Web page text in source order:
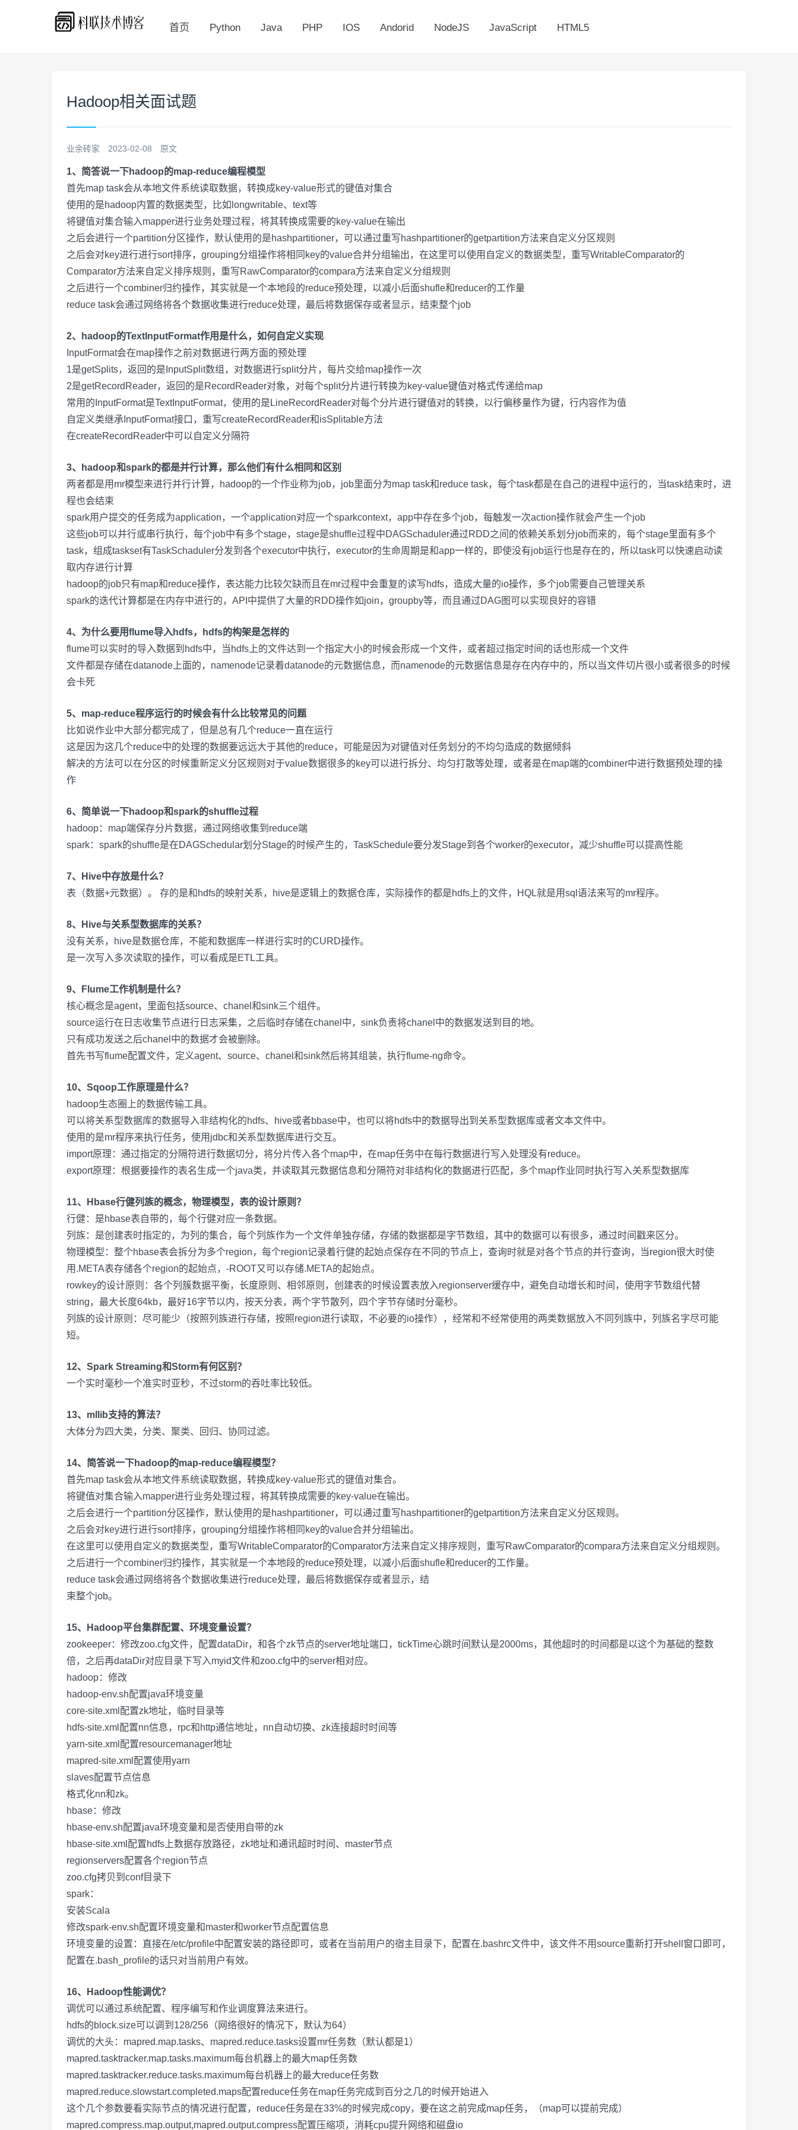
首页 Python Java PHP IOS Andorid NodeJS JavaScript HTML5
Hadoop相关面试题
业余砖家 2023-02-08 原文
1、简答说一下hadoop的map-reduce编程模型
首先map task会从本地文件系统读取数据，转换成key-value形式的键值对集合
使用的是hadoop内置的数据类型，比如 longwritable、 text等
将键值对集合输入mapper进行业务处理过程，将其转换成需要的key-value在输出
之后会进行一个partition分区操作，默认使用的是hashpartitioner，可以通过重写hashpartitioner的getpartition方法来自定义分区规则
之后会对key进行进行sort排序， grouping分组操作将相同 key的value合并分组输出，在这里可以使用自定义的数据类型，重写WritableComparator的
Comparator方法来自定义排序规则，重写RawComparator的compara方法来自定义分组规则
之后进行一个combiner归约操作，其实就是一个本地段的reduce预处理，以减小后面shufle和reducer的工作量
reduce task会通过网络将各个数据收集进行reduce处理，最后将数据保存或者显示，结束整个job
2、hadoop的TextInputFormat作用是什么，如何自定义实现
InputFormat会在map操作之前对数据进行两方面的预处理
1是getSplits，返回的是 InputSplit数组，对数据进行split分片，每片交给map操作一次
2是getRecordReader，返回的是RecordReader对象，对每个split分片进行转换为key-value键值对格式传递给map
常用的 InputFormat是TextInputFormat，使用的是 LineRecordReader对每个分片进行键值对的转换，以行偏移量作为键，行内容作为值
自定义类继承 InputFormat接口，重写createRecordReader和isSplitable方法
在createRecordReader中可以自定义分隔符
3、hadoop和spark的都是并行计算，那么他们有什么相同和区别
两者都是用 mr模型来进行并行计算， hadoop的一个作业称为job， job里面分为map task和reduce task，每个task都是在自己的进程中运行的，当task结束时，进
程也会结束
spark用户提交的任务成为application，一个application对应一个sparkcontext， app中存在多个job，每触发一次action操作就会产生一个job
这些job可以并行或串行执行，每个job中有多个stage， stage是shuffle过程中DAGSchaduler通过RDD之间的依赖关系划分job而来的，每个stage里面有多个
task，组成taskset有TaskSchaduler分发到各个executor中执行， executor的生命周期是和app一样的，即使没有job运行也是存在的，所以task可以快速启动读
取内存进行计算
hadoop的job只有map和reduce操作，表达能力比较欠缺而且在mr过程中会重复的读写hdfs，造成大量的io操作，多个job需要自己管理关系
spark的迭代计算都是在内存中进行的， API 中提供了大量的RDD操作如join， groupby等，而且通过DAG图可以实现良好的容错
4、为什么要用flume导入hdfs，hdfs的构架是怎样的
flume可以实时的导入数据到 hdfs中，当 hdfs 上的文件达到一个指定大小的时候会形成一个文件，或者超过指定时间的话也形成一个文件
文件都是存储在datanode 上面的， namenode记录着datanode的元数据信息，而namenode的元数据信息是存在内存中的，所以当文件切片很小或者很多的时候
会卡死
5、map-reduce程序运行的时候会有什么比较常见的问题
比如说作业中大部分都完成了，但是总有几个reduce一直在运行
这是因为这几个reduce中的处理的数据要远远大于其他的reduce，可能是因为对键值对任务划分的不均匀造成的数据倾斜
解决的方法可以在分区的时候重新定义分区规则对于value数据很多的key可以进行拆分、均匀打散等处理，或者是在map端的combiner中进行数据预处理的操
作
6、简单说一下hadoop和spark的shuffle过程
hadoop： map端保存分片数据，通过网络收集到 reduce端
spark： spark的shuffle是在DAGSchedular划分Stage的时候产生的， TaskSchedule要分发Stage到各个worker的executor，减少shuffle可以提高性能
7、Hive中存放是什么？
表（数据+元数据）。 存的是和 hdfs的映射关系， hive是逻辑上的数据仓库，实际操作的都是hdfs 上的文件， HQL就是用sql 语法来写的mr程序。
8、Hive与关系型数据库的关系？
没有关系，
hive是数据仓库，不能和数据库一样进行实时的CURD操作。
是一次写入多次读取的操作，可以看成是ETL工具。
9、Flume工作机制是什么？
核心概念是agent，里面包括source、 chanel 和sink三个组件。
source运行在日志收集节点进行日志采集，之后临时存储在chanel 中， sink负责将chanel 中的数据发送到目的地。
只有成功发送之后chanel 中的数据才会被删除。
首先书写flume配置文件，定义agent、 source、 chanel 和sink然后将其组装，执行flume-ng命令。
10、Sqoop工作原理是什么？
hadoop生态圈上的数据传输工具。
可以将关系型数据库的数据导入非结构化的hdfs、 hive或者bbase中，也可以将hdfs中的数据导出到关系型数据库或者文本文件中。
使用的是mr程序来执行任务，使用 jdbc和关系型数据库进行交互。
import原理：通过指定的分隔符进行数据切分，将分片传入各个map中，在map任务中在每行数据进行写入处理没有reduce。
export原理：根据要操作的表名生成一个java类，并读取其元数据信息和分隔符对非结构化的数据进行匹配，多个map作业同时执行写入关系型数据库
11、Hbase行健列族的概念，物理模型，表的设计原则？
行健：是hbase表自带的，每个行健对应一条数据。
列族：是创建表时指定的，为列的集合，每个列族作为一个文件单独存储，存储的数据都是字节数组，其中的数据可以有很多，通过时间戳来区分。
物理模型：整个hbase表会拆分为多个region，每个region记录着行健的起始点保存在不同的节点上，查询时就是对各个节点的并行查询，当region很大时使
用 .META表存储各个region的起始点， -ROOT又可以存储.META的起始点。
rowkey的设计原则：各个列簇数据平衡，长度原则、相邻原则，创建表的时候设置表放入regionserver缓存中，避免自动增长和时间，使用字节数组代替
string，最大长度64kb，最好16字节以内，按天分表，两个字节散列，四个字节存储时分毫秒。
列族的设计原则：尽可能少（按照列族进行存储，按照region进行读取，不必要的io操作），经常和不经常使用的两类数据放入不同列族中，列族名字尽可能
短。
12、Spark Streaming和Storm有何区别？
一个实时毫秒一个准实时亚秒，不过storm的吞吐率比较低。
13、mllib支持的算法？
大体分为四大类，分类、聚类、回归、协同过滤。
14、简答说一下hadoop的map-reduce编程模型？
首先map task会从本地文件系统读取数据，转换成key-value形式的键值对集合。
将键值对集合输入mapper进行业务处理过程，将其转换成需要的key-value在输出。
之后会进行一个partition分区操作，默认使用的是hashpartitioner，可以通过重写hashpartitioner的getpartition方法来自定义分区规则。
之后会对key进行进行sort排序， grouping分组操作将相同 key的value合并分组输出。
在这里可以使用自定义的数据类型，重写WritableComparator的Comparator方法来自定义排序规则，重写RawComparator的compara方法来自定义分组规则。
之后进行一个combiner归约操作，其实就是一个本地段的reduce预处理，以减小后面shufle和reducer的工作量。
reduce task会通过网络将各个数据收集进行reduce处理，最后将数据保存或者显示，结
束整个job。
15、Hadoop平台集群配置、环境变量设置？
zookeeper：修改zoo.cfg文件，配置dataDir，和各个zk节点的server地址端口， tickTime心跳时间默认是2000ms，其他超时的时间都是以这个为基础的整数
倍，之后再dataDir对应目录下写入myid文件和zoo.cfg中的server相对应。
hadoop：修改
hadoop-env.sh配置java环境变量
core-site.xml 配置zk地址，临时目录等
hdfs-site.xml 配置nn信息， rpc和 http通信地址， nn自动切换、 zk连接超时时间等
yarn-site.xml 配置resourcemanager地址
mapred-site.xml 配置使用yarn
slaves配置节点信息
格式化nn和zk。
hbase：修改
hbase-env.sh配置java环境变量和是否使用自带的zk
hbase-site.xml 配置hdfs 上数据存放路径， zk地址和通讯超时时间、 master节点
regionservers配置各个region节点
zoo.cfg拷贝到 conf目录下
spark：
安装Scala
修改spark-env.sh配置环境变量和master和worker节点配置信息
环境变量的设置：直接在/etc/profile中配置安装的路径即可，或者在当前用户的宿主目录下，配置在.bashrc文件中，该文件不用source重新打开shell 窗口即可，
配置在.bash_profile的话只对当前用户有效。
16、Hadoop性能调优？
调优可以通过系统配置、程序编写和作业调度算法来进行。
hdfs的block.size可以调到 128/256 （网络很好的情况下，默认为64）
调优的大头： mapred.map.tasks、 mapred.reduce.tasks设置mr任务数（默认都是1）
mapred.tasktracker.map.tasks.maximum每台机器上的最大map任务数
mapred.tasktracker.reduce.tasks.maximum每台机器上的最大reduce任务数
mapred.reduce.slowstart.completed.maps配置reduce任务在map任务完成到百分之几的时候开始进入
这个几个参数要看实际节点的情况进行配置， reduce任务是在33%的时候完成copy，要在这之前完成map任务，（map可以提前完成）
mapred.compress.map.output,mapred.output.compress配置压缩项，消耗cpu提升网络和磁盘io